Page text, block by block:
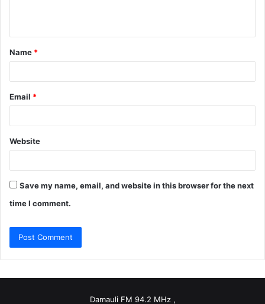
t
*
Name *
Email *
Website
Save my name, email, and website in this browser for the next
time I comment.
Damauli FM 94.2 MHz ,